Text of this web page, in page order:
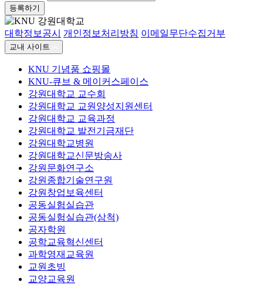
등록하기
대학정보공시 개인정보처리방침 이메일무단수집거부
교내 사이트
KNU 기념품 쇼핑몰
KNU-큐브 & 메이커스페이스
강원대학교 교수회
강원대학교 교원양성지원센터
강원대학교 교육과정
강원대학교 발전기금재단
강원대학교병원
강원대학교신문방송사
강원문화연구소
강원종합기술연구원
강원창업보육센터
공동실험실습관
공동실험실습관(삼척)
공자학원
공학교육혁신센터
과학영재교육원
교원초빙
교양교육원